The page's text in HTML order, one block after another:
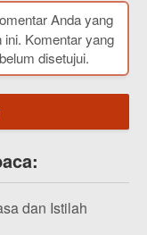
Anda yang
Komentar yang
disetujui.
dan Istilah